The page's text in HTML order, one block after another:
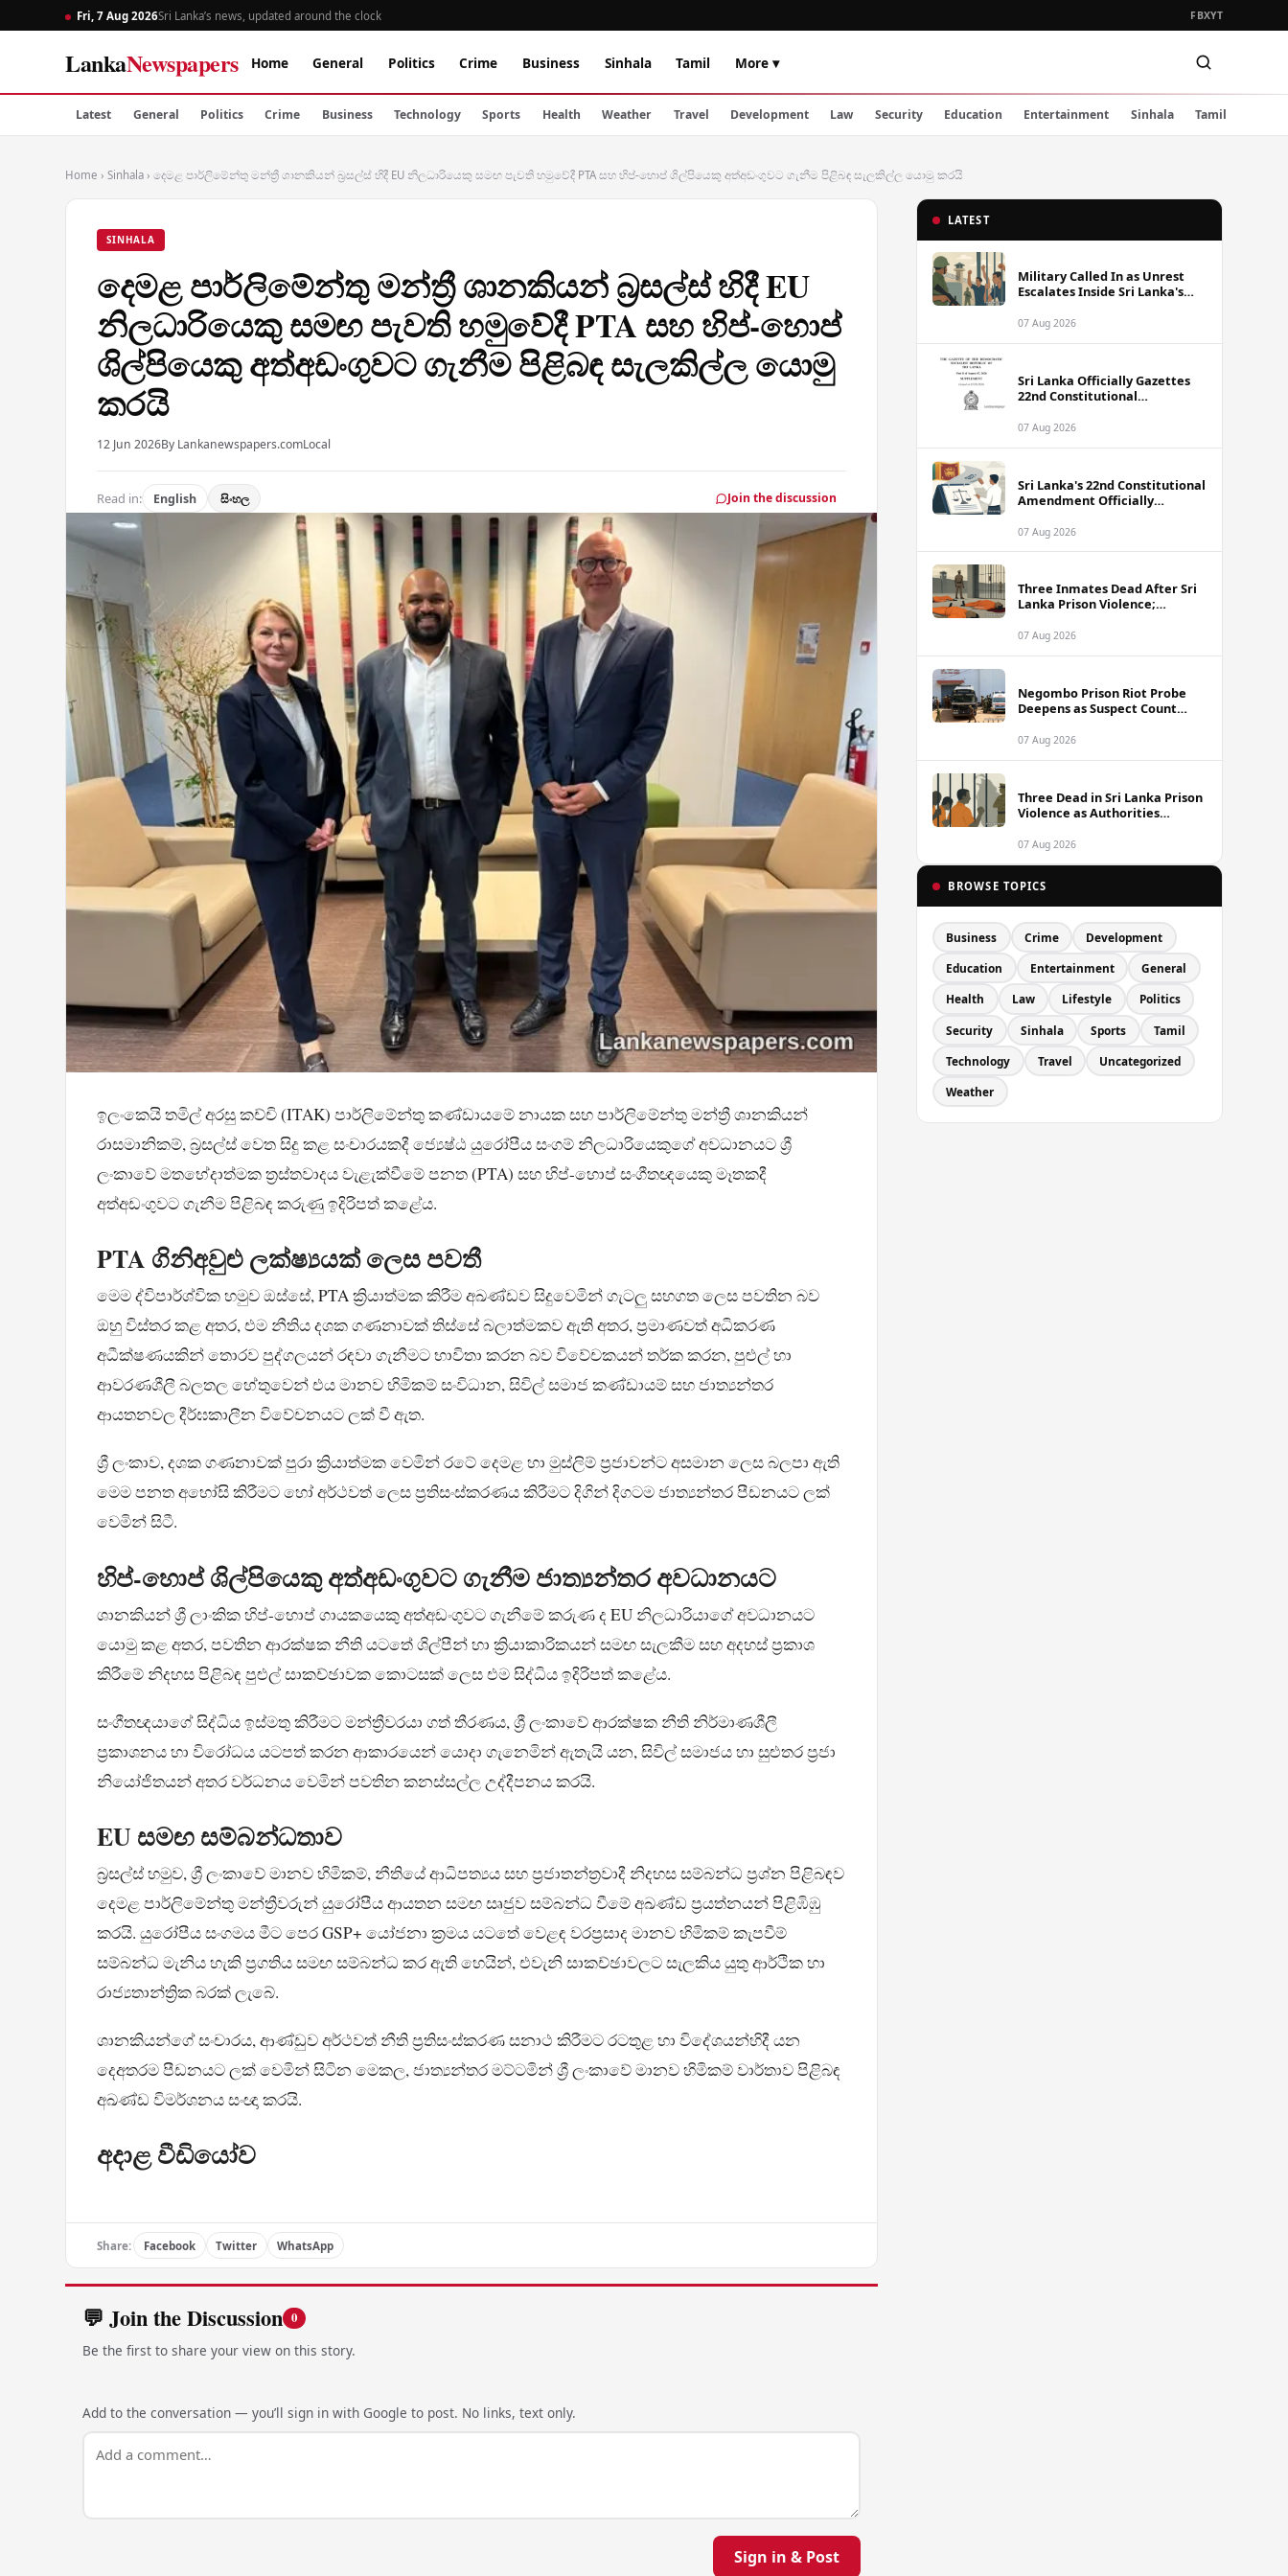
Fri, 7 Aug 2026Sri Lanka’s news, updated around the clock FBXYT
LankaNewspapers Home General Politics Crime Business Sinhala Tamil More ▾
Latest General Politics Crime Business Technology Sports Health Weather Travel Development Law Security Education Entertainment Sinhala Tamil
Home › Sinhala › දෙමළ පාර්ලිමේන්තු මන්ත්‍රී ශානකියන් බ්‍රසල්ස් හිදී EU නිලධාරියෙකු සමඟ පැවති හමුවේදී PTA සහ හිප්-හොප් ශිල්පියෙකු අත්අඩංගුවට ගැනීම පිළිබඳ සැලකිල්ල යොමු කරයි
SINHALA
දෙමළ පාර්ලිමේන්තු මන්ත්‍රී ශානකියන් බ්‍රසල්ස් හිදී EU
නිලධාරියෙකු සමඟ පැවති හමුවේදී PTA සහ හිප්-හොප්
ශිල්පියෙකු අත්අඩංගුවට ගැනීම පිළිබඳ සැලකිල්ල යොමු
කරයි
12 Jun 2026By Lankanewspapers.comLocal
Read in: English සිංහල Join the discussion
ඉලංකෙයි තමිල් අරසු කච්චි (ITAK) පාර්ලිමේන්තු කණ්ඩායමේ නායක සහ පාර්ලිමේන්තු මන්ත්‍රී ශානකියන්
රාසමානිකම්, බ්‍රසල්ස් වෙත සිදු කළ සංචාරයකදී ජ්‍යෙෂ්ඨ යුරෝපීය සංගම් නිලධාරියෙකුගේ අවධානයට ශ්‍රී
ලංකාවේ මතභේදාත්මක ත්‍රස්තවාදය වැළැක්වීමේ පනත (PTA) සහ හිප්-හොප් සංගීතඥයෙකු මෑතකදී
අත්අඩංගුවට ගැනීම පිළිබඳ කරුණු ඉදිරිපත් කළේය.
PTA ගිනිඅවුළු ලක්ෂ්‍යයක් ලෙස පවතී
මෙම ද්විපාර්ශ්වික හමුව ඔස්සේ, PTA ක්‍රියාත්මක කිරීම අඛණ්ඩව සිදුවෙමින් ගැටලු සහගත ලෙස පවතින බව
ඔහු විස්තර කළ අතර, එම නීතිය දශක ගණනාවක් තිස්සේ බලාත්මකව ඇති අතර, ප්‍රමාණවත් අධිකරණ
අධීක්ෂණයකින් තොරව පුද්ගලයන් රඳවා ගැනීමට භාවිතා කරන බව විවේචකයන් තර්ක කරන, පුළුල් හා
ආවරණශීලී බලතල හේතුවෙන් එය මානව හිමිකම් සංවිධාන, සිවිල් සමාජ කණ්ඩායම් සහ ජාත්‍යන්තර
ආයතනවල දීර්ඝකාලීන විවේචනයට ලක් වී ඇත.
ශ්‍රී ලංකාව, දශක ගණනාවක් පුරා ක්‍රියාත්මක වෙමින් රටේ දෙමළ හා මුස්ලිම් ප්‍රජාවන්ට අසමාන ලෙස බලපා ඇති
මෙම පනත අහෝසි කිරීමට හෝ අර්ථවත් ලෙස ප්‍රතිසංස්කරණය කිරීමට දිගින් දිගටම ජාත්‍යන්තර පීඩනයට ලක්
වෙමින් සිටී.
හිප්-හොප් ශිල්පියෙකු අත්අඩංගුවට ගැනීම ජාත්‍යන්තර අවධානයට
ශානකියන් ශ්‍රී ලාංකික හිප්-හොප් ගායකයෙකු අත්අඩංගුවට ගැනීමේ කරුණ ද EU නිලධාරියාගේ අවධානයට
යොමු කළ අතර, පවතින ආරක්ෂක නීති යටතේ ශිල්පීන් හා ක්‍රියාකාරිකයන් සමඟ සැලකීම සහ අදහස් ප්‍රකාශ
කිරීමේ නිදහස පිළිබඳ පුළුල් සාකච්ඡාවක කොටසක් ලෙස එම සිද්ධිය ඉදිරිපත් කළේය.
සංගීතඥයාගේ සිද්ධිය ඉස්මතු කිරීමට මන්ත්‍රීවරයා ගත් තීරණය, ශ්‍රී ලංකාවේ ආරක්ෂක නීති නිර්මාණශීලී
ප්‍රකාශනය හා විරෝධය යටපත් කරන ආකාරයෙන් යොදා ගැනෙමින් ඇතැයි යන, සිවිල් සමාජය හා සුළුතර ප්‍රජා
නියෝජිතයන් අතර වර්ධනය වෙමින් පවතින කනස්සල්ල උද්දීපනය කරයි.
EU සමඟ සම්බන්ධතාව
බ්‍රසල්ස් හමුව, ශ්‍රී ලංකාවේ මානව හිමිකම්, නීතියේ ආධිපත්‍යය සහ ප්‍රජාතන්ත්‍රවාදී නිදහස සම්බන්ධ ප්‍රශ්න පිළිබඳව
දෙමළ පාර්ලිමේන්තු මන්ත්‍රීවරුන් යුරෝපීය ආයතන සමඟ සෘජුව සම්බන්ධ වීමේ අඛණ්ඩ ප්‍රයත්නයන් පිළිඹිඹු
කරයි. යුරෝපීය සංගමය මීට පෙර GSP+ යෝජනා ක්‍රමය යටතේ වෙළඳ වරප්‍රසාද මානව හිමිකම් කැපවීම්
සම්බන්ධ මැනිය හැකි ප්‍රගතිය සමඟ සම්බන්ධ කර ඇති හෙයින්, එවැනි සාකච්ඡාවලට සැලකිය යුතු ආර්ථික හා
රාජ්‍යතාන්ත්‍රික බරක් ලැබේ.
ශානකියන්ගේ සංචාරය, ආණ්ඩුව අර්ථවත් නීති ප්‍රතිසංස්කරණ සනාථ කිරීමට රටතුළ හා විදේශයන්හිදී යන
දෙඅතරම පීඩනයට ලක් වෙමින් සිටින මෙකල, ජාත්‍යන්තර මට්ටමින් ශ්‍රී ලංකාවේ මානව හිමිකම් වාර්තාව පිළිබඳ
අඛණ්ඩ විමර්ශනය සංඥා කරයි.
අදාළ වීඩියෝව
Share: Facebook Twitter WhatsApp
💬 Join the Discussion 0
Be the first to share your view on this story.
Add to the conversation — you’ll sign in with Google to post. No links, text only.
Sign in & Post
LATEST
Military Called In as Unrest
Escalates Inside Sri Lanka's
07 Aug 2026
Sri Lanka Officially Gazettes
22nd Constitutional
07 Aug 2026
Sri Lanka's 22nd Constitutional
Amendment Officially
07 Aug 2026
Three Inmates Dead After Sri
Lanka Prison Violence;
Coordinated Plot
07 Aug 2026
Negombo Prison Riot Probe
Deepens as Suspect Count
07 Aug 2026
Three Dead in Sri Lanka Prison
Violence as Authorities
07 Aug 2026
BROWSE TOPICS
Business Crime Development
Education Entertainment General
Health Law Lifestyle Politics
Security Sinhala Sports Tamil
Technology Travel Uncategorized
Weather